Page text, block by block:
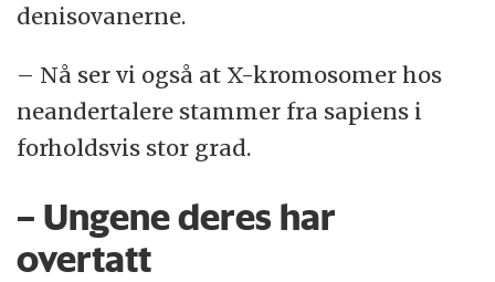
denisovanerne.
– Nå ser vi også at X-kromosomer hos
neandertalere stammer fra sapiens i
forholdsvis stor grad.
– Ungene deres har
overtatt